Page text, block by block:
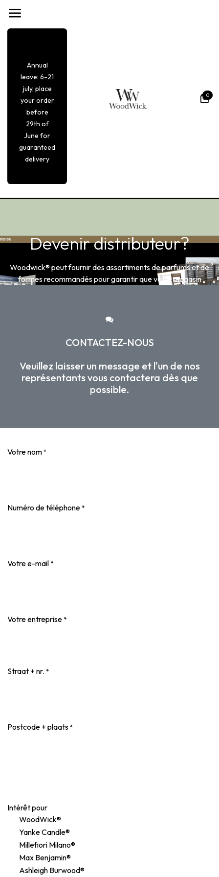
Annual
leave: 6-21
july, place
your order
before
29th of
June for
guaranteed
delivery
0
Devenir distributeur?
Woodwick® peut fournir des assortiments de parfums et de
formes recommandés pour garantir que votre magasin
CONTACTEZ-NOUS
Veuillez laisser un message et l'un de nos
représentants vous contactera dès que
possible.
Votre nom*
Numéro de téléphone*
Votre e-mail*
Votre entreprise*
Straat + nr. *
Postcode + plaats*
Intérêt pour
WoodWick®
Yanke Candle®
Millefiori Milano®
Max Benjamin®
Ashleigh Burwood®